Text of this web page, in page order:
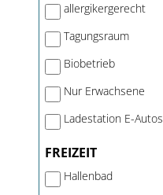
allergikergerecht
Tagungsraum
Biobetrieb
Nur Erwachsene
Ladestation E-Autos
FREIZEIT
Hallenbad